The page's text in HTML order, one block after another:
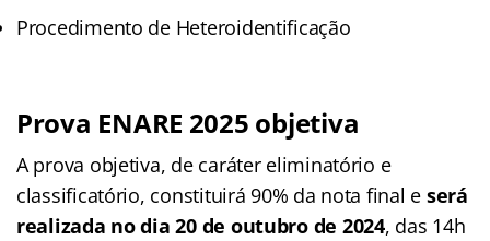
Procedimento de Heteroidentificação
Prova ENARE 2025 objetiva
A prova objetiva, de caráter eliminatório e
classificatório, constituirá 90% da nota final e será
realizada no dia 20 de outubro de 2024, das 14h